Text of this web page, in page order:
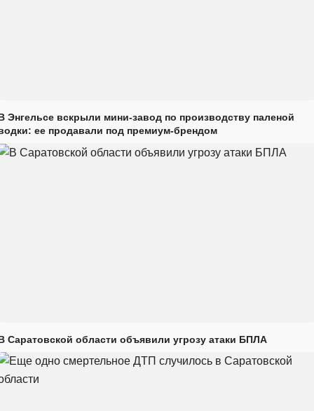
Энгельсе вскрыли мини-завод по производству паленой
ее продавали под премиум-брендом
Саратовской области объявили угрозу атаки БПЛА